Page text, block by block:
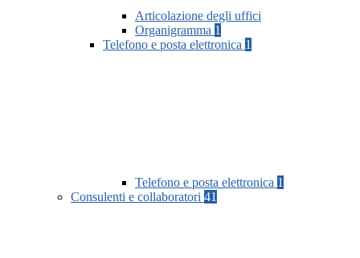
Articolazione degli uffici
Organigramma 1
Telefono e posta elettronica 1
Telefono e posta elettronica 1
Consulenti e collaboratori 41